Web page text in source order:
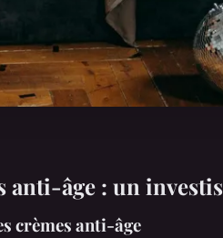
anti-âge : un
crèmes anti-âge